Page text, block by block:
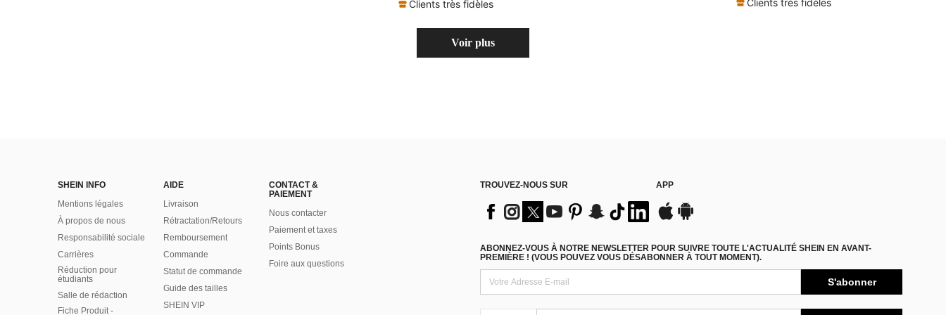
Clients très fidèles
Voir plus
SHEIN INFO
Mentions légales
À propos de nous
Responsabilité sociale
Carrières
Réduction pour
étudiants
Salle de rédaction
Fiche Produit -
AIDE
Livraison
Rétractation/Retours
Remboursement
Commande
Statut de commande
Guide des tailles
SHEIN VIP
CONTACT &
PAIEMENT
Nous contacter
Paiement et taxes
Points Bonus
Foire aux questions
TROUVEZ-NOUS SUR APP
ABONNEZ-VOUS À NOTRE NEWSLETTER POUR SUIVRE TOUTE L'ACTUALITÉ SHEIN EN AVANT-
PREMIÈRE ! (VOUS POUVEZ VOUS DÉSABONNER À TOUT MOMENT).
S'abonner